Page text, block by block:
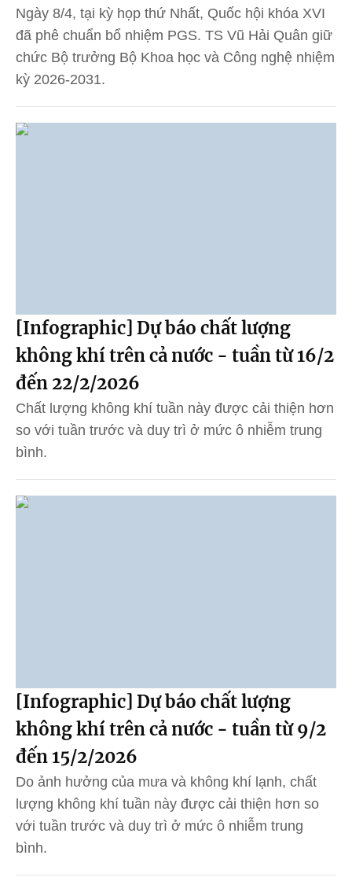
Ngày 8/4, tại kỳ họp thứ Nhất, Quốc hội khóa XVI
đã phê chuẩn bổ nhiệm PGS. TS Vũ Hải Quân giữ
chức Bộ trưởng Bộ Khoa học và Công nghệ nhiệm
kỳ 2026-2031.
[Infographic] Dự báo chất lượng
không khí trên cả nước - tuần từ 16/2
đến 22/2/2026
Chất lượng không khí tuần này được cải thiện hơn
so với tuần trước và duy trì ở mức ô nhiễm trung
bình.
[Infographic] Dự báo chất lượng
không khí trên cả nước - tuần từ 9/2
đến 15/2/2026
Do ảnh hưởng của mưa và không khí lạnh, chất
lượng không khí tuần này được cải thiện hơn so
với tuần trước và duy trì ở mức ô nhiễm trung
bình.